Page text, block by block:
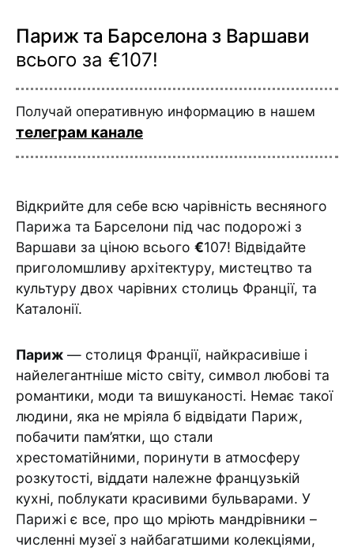
Париж та Барселона з Варшави
всього за €107!
Получай оперативную информацию в нашем
телеграм канале
Відкрийте для себе всю чарівність весняного
Парижа та Барселони під час подорожі з
Варшави за ціною всього €107! Відвідайте
приголомшливу архітектуру, мистецтво та
культуру двох чарівних столиць Франції, та
Каталонії.
Париж — столиця Франції, найкрасивіше і
найелегантніше місто світу, символ любові та
романтики, моди та вишуканості. Немає такої
людини, яка не мріяла б відвідати Париж,
побачити пам’ятки, що стали
хрестоматійними, поринути в атмосферу
розкутості, віддати належне французькій
кухні, поблукати красивими бульварами. У
Парижі є все, про що мріють мандрівники –
численні музеї з найбагатшими колекціями,